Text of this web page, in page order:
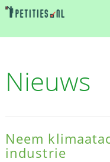
Nieuws
Neem
industrie